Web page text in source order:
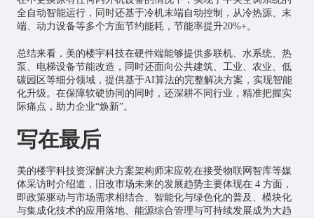
全自动智能运行，同时还基于冷机末端自动控制，从冷热源、末
端、动力设备等多个方面节约能耗，节能率提升20%+。
总结来看，美的楼宇科技在硬件端能够提供多联机、水系统、热
泵、电梯设备节能改造，同时还面向公共建筑、工业、农业、低
碳园区等细分领域，提供基于AI算法的完整解决方案，实现智能
化升级。在保障软硬协同的同时，还深耕不同行业，精准把握实
际痛点，助力企业“焕新”。
写在最后
美的楼宇科技资深解决方案架构师宋应乾在接受物联网 智库等媒
体采访时介绍道，旧改市场未来的发展趋势主要体现在 4 方面，
即政策驱动与市场需求相结合、智能化与绿色化的普及、模块化
与集成化技术的应用落地、能源综合管理与可持续发展成为大趋